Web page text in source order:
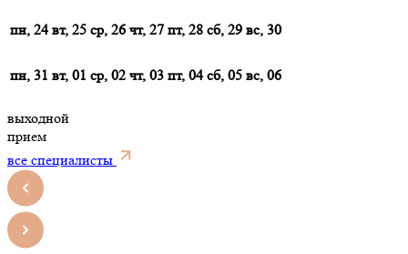
пн, 24 вт, 25 ср, 26 чт, 27 пт, 28 сб, 29 вс, 30
пн, 31 вт, 01 ср, 02 чт, 03 пт, 04 сб, 05 вс, 06
выходной
прием
все специалисты